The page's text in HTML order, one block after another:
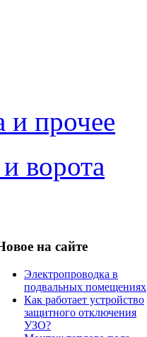
и прочее
ворота
на сайте
Электропроводка в
подвальных помещениях
Как работает устройство
защитного отключения
УЗО?